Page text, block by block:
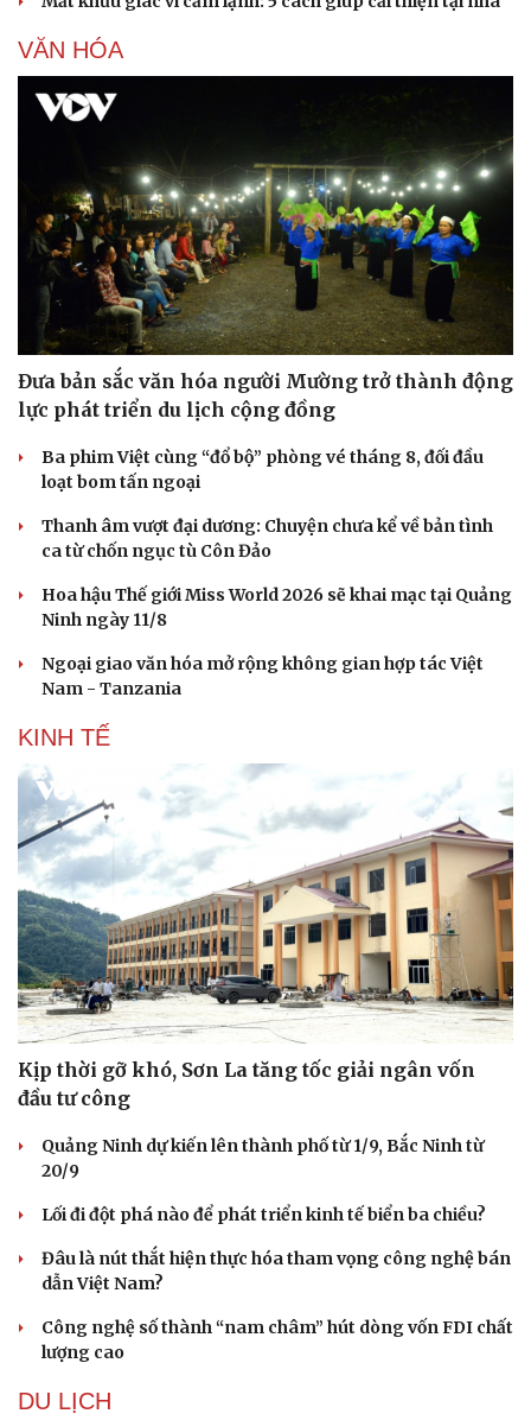
Dinh dưỡng - món ngon
Cây thuốc
Sản phụ khoa
Nhi khoa
Nam khoa
Làm đẹp - giảm cân
Phòng mạch online
Ăn sạch sống khỏe
Tình yêu - Gia đình
VĂN HÓA
Đưa bản sắc văn hóa người Mường trở thành động
lực phát triển du lịch cộng đồng
Ba phim Việt cùng “đổ bộ” phòng vé tháng 8, đối đầu
loạt bom tấn ngoại
Thanh âm vượt đại dương: Chuyện chưa kể về bản tình
ca từ chốn ngục tù Côn Đảo
Hoa hậu Thế giới Miss World 2026 sẽ khai mạc tại Quảng
Ninh ngày 11/8
Ngoại giao văn hóa mở rộng không gian hợp tác Việt
Nam - Tanzania
KINH TẾ
Kịp thời gỡ khó, Sơn La tăng tốc giải ngân vốn
đầu tư công
Quảng Ninh dự kiến lên thành phố từ 1/9, Bắc Ninh từ
20/9
Lối đi đột phá nào để phát triển kinh tế biển ba chiều?
Đâu là nút thắt hiện thực hóa tham vọng công nghệ bán
dẫn Việt Nam?
Công nghệ số thành “nam châm” hút dòng vốn FDI chất
lượng cao
DU LỊCH